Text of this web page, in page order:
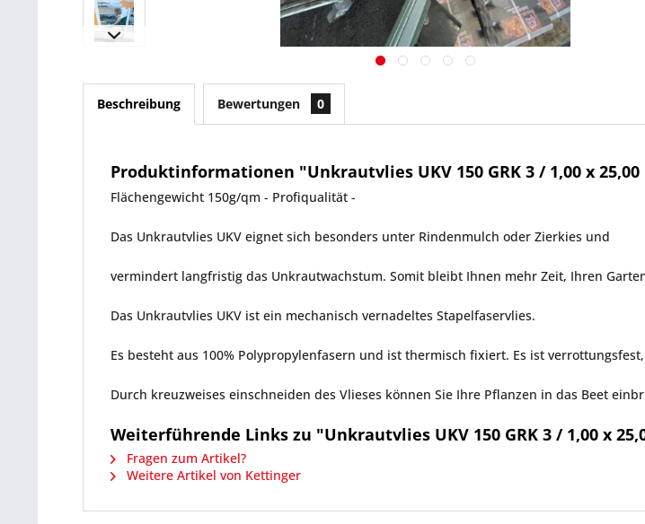
Beschreibung Bewertungen 0
Produktinformationen "Unkrautvlies UKV 150 GRK 3 / 1,00 x
Flächengewicht 150g/qm - Profiqualität -
Das Unkrautvlies UKV eignet sich besonders unter Rindenmulch oder Zierkies und
vermindert langfristig das Unkrautwachstum. Somit bleibt Ihnen mehr Zeit, Ihren
Das Unkrautvlies UKV ist ein mechanisch vernadeltes Stapelfaservlies.
Es besteht aus 100% Polypropylenfasern und ist thermisch fixiert. Es ist
Durch kreuzweises einschneiden des Vlieses können Sie Ihre Pflanzen in das Beet
Weiterführende Links zu "Unkrautvlies UKV 150 GRK 3 / 1,00 x
Fragen zum Artikel?
Weitere Artikel von Kettinger